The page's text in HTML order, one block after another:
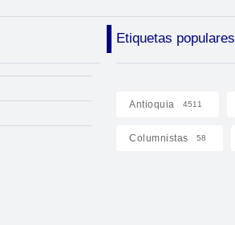
Etiquetas populares
Antioquia 4511
Columnistas 58